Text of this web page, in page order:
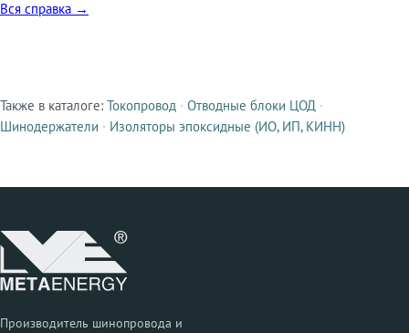
Вся справка →
Смежные продукты
Также в каталоге: Токопровод · Отводные блоки ЦОД ·
Шинодержатели · Изоляторы эпоксидные (ИО, ИП, КИНН)
Производитель шинопровода и